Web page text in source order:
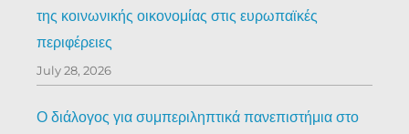
της κοινωνικής οικονομίας στις ευρωπαϊκές
περιφέρειες
July 28, 2026
Ο διάλογος για συμπεριληπτικά πανεπιστήμια στο